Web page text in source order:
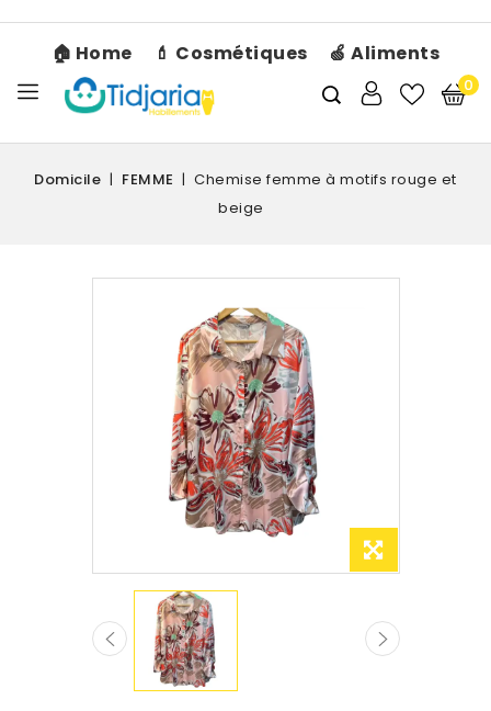
🏠 Home 💄 Cosmétiques 🍏 Aliments
0
Domicile FEMME
Chemise femme à motifs rouge et
beige